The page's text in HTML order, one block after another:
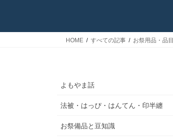
HOME すべての記事 お祭用品・品目
よもやま話
法被・はっぴ・はんてん・印半纏
お祭備品と豆知識